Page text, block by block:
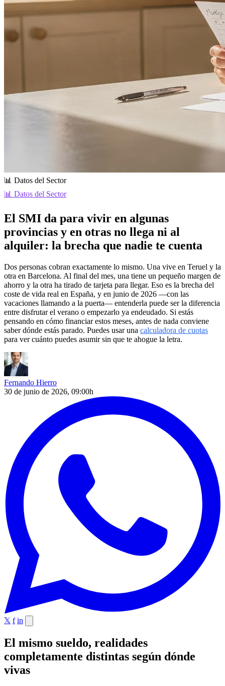
📊 Datos del Sector
📊 Datos del Sector
El SMI da para vivir en algunas
provincias y en otras no llega ni al
alquiler: la brecha que nadie te cuenta
Dos personas cobran exactamente lo mismo. Una vive en Teruel y la
otra en Barcelona. Al final del mes, una tiene un pequeño margen de
ahorro y la otra ha tirado de tarjeta para llegar. Eso es la brecha del
coste de vida real en España, y en junio de 2026 —con las
vacaciones llamando a la puerta— entenderla puede ser la diferencia
entre disfrutar el verano o empezarlo ya endeudado. Si estás
pensando en cómo financiar estos meses, antes de nada conviene
saber dónde estás parado. Puedes usar una calculadora de cuotas
para ver cuánto puedes asumir sin que te ahogue la letra.
Fernando Hierro
30 de junio de 2026, 09:00h
𝕏 f in
El mismo sueldo, realidades
completamente distintas según dónde
vivas